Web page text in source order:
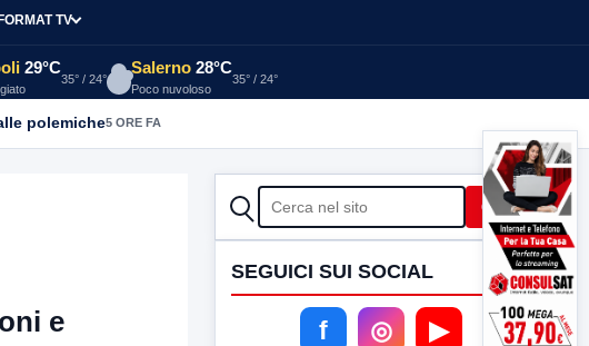
TV
29°C
35° / 24°
Salerno 28°C
Poco nuvoloso
35° / 24°
polemiche5 ORE FA
e
CERCA Cerca
SEGUICI SUI SOCIAL
f ◎ ▶